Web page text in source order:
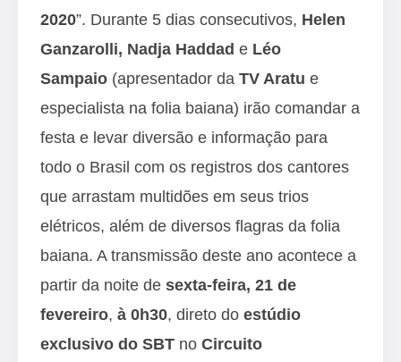
2020”. Durante 5 dias consecutivos, Helen
Ganzarolli, Nadja Haddad e Léo
Sampaio (apresentador da TV Aratu e
especialista na folia baiana) irão comandar a
festa e levar diversão e informação para
todo o Brasil com os registros dos cantores
que arrastam multidões em seus trios
elétricos, além de diversos flagras da folia
baiana. A transmissão deste ano acontece a
partir da noite de sexta-feira, 21 de
fevereiro, à 0h30, direto do estúdio
exclusivo do SBT no Circuito